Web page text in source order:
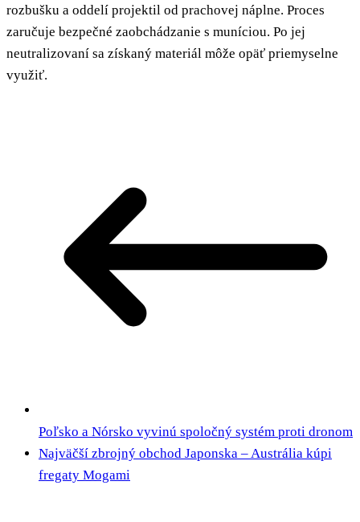
rozbušku a oddelí projektil od prachovej náplne. Proces
zaručuje bezpečné zaobchádzanie s muníciou. Po jej
neutralizovaní sa získaný materiál môže opäť priemyselne
využiť.
Poľsko a Nórsko vyvinú spoločný systém proti dronom
Najväčší zbrojný obchod Japonska – Austrália kúpi
fregaty Mogami